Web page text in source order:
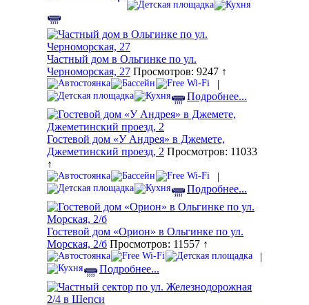
Частный дом в Ольгинке по ул.
Черноморская, 27 Просмотров: 9247 ↑
|
Подробнее...
Гостевой дом «У Андрея» в Джемете,
Джеметинский проезд, 2 Просмотров: 11033
↑
|
Подробнее...
Гостевой дом «Орион» в Ольгинке по ул.
Морская, 2/б Просмотров: 11557 ↑
|
Подробнее...